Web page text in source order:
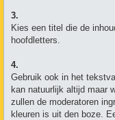
3.
Kies een titel die de
hoofdletters.
4.
Gebruik ook in het
kan natuurlijk altijd maar
zullen de moderatoren
kleuren is uit den boze.